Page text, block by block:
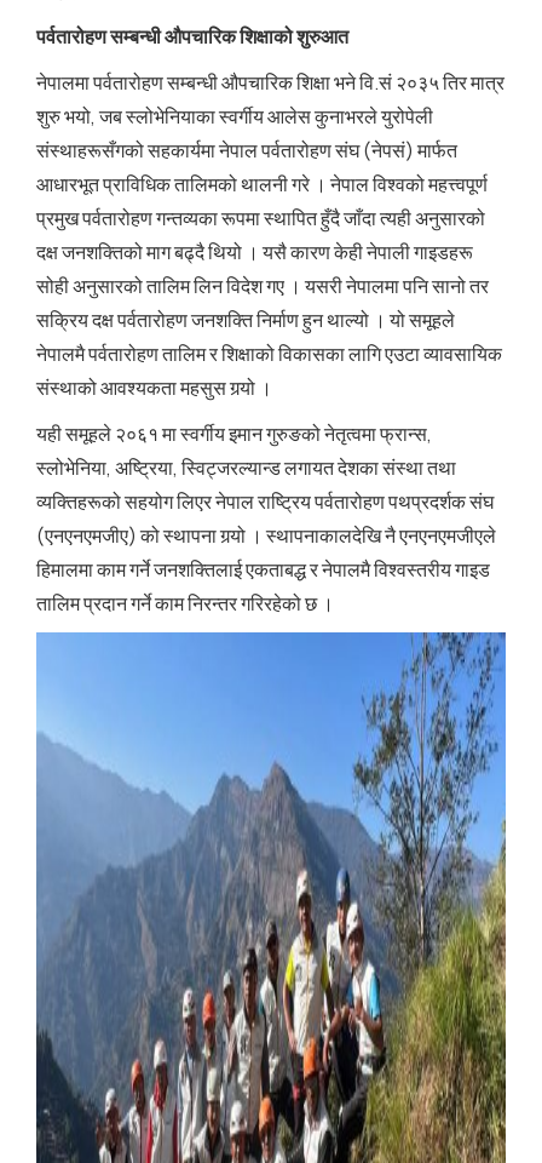
पर्वतारोहण सम्बन्धी औपचारिक शिक्षाको शुरुआत
नेपालमा पर्वतारोहण सम्बन्धी औपचारिक शिक्षा भने वि.सं २०३५ तिर मात्र
शुरु भयो, जब स्लोभेनियाका स्वर्गीय आलेस कुनाभरले युरोपेली
संस्थाहरूसँगको सहकार्यमा नेपाल पर्वतारोहण संघ (नेपसं) मार्फत
आधारभूत प्राविधिक तालिमको थालनी गरे । नेपाल विश्वको महत्त्वपूर्ण
प्रमुख पर्वतारोहण गन्तव्यका रूपमा स्थापित हुँदै जाँदा त्यही अनुसारको
दक्ष जनशक्तिको माग बढ्दै थियो । यसै कारण केही नेपाली गाइडहरू
सोही अनुसारको तालिम लिन विदेश गए । यसरी नेपालमा पनि सानो तर
सक्रिय दक्ष पर्वतारोहण जनशक्ति निर्माण हुन थाल्यो । यो समूहले
नेपालमै पर्वतारोहण तालिम र शिक्षाको विकासका लागि एउटा व्यावसायिक
संस्थाको आवश्यकता महसुस गर्‍यो ।
यही समूहले २०६१ मा स्वर्गीय इमान गुरुङको नेतृत्वमा फ्रान्स,
स्लोभेनिया, अष्ट्रिया, स्विट्जरल्यान्ड लगायत देशका संस्था तथा
व्यक्तिहरूको सहयोग लिएर नेपाल राष्ट्रिय पर्वतारोहण पथप्रदर्शक संघ
(एनएनएमजीए) को स्थापना गर्‍यो । स्थापनाकालदेखि नै एनएनएमजीएले
हिमालमा काम गर्ने जनशक्तिलाई एकताबद्ध र नेपालमै विश्वस्तरीय गाइड
तालिम प्रदान गर्ने काम निरन्तर गरिरहेको छ ।